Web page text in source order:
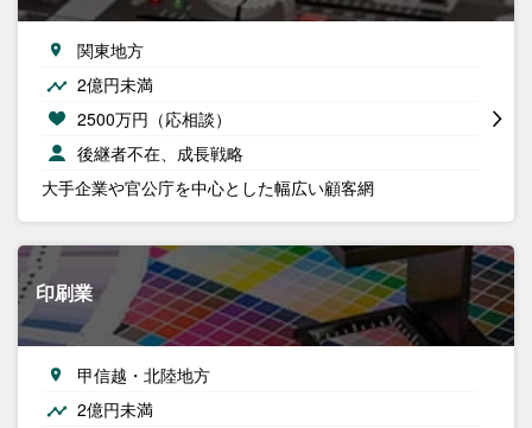
関東地方
2億円未満
2500万円（応相談）
後継者不在、成長戦略
大手企業や官公庁を中心とした幅広い顧客網
印刷業
甲信越・北陸地方
2億円未満